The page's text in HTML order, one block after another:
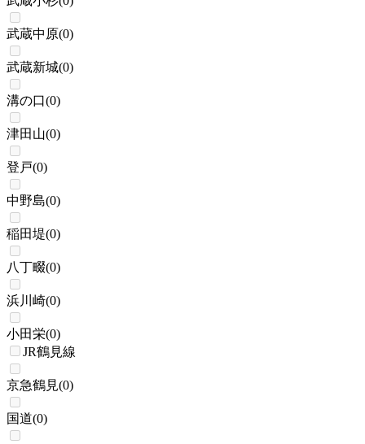
武蔵中原(0)
武蔵新城(0)
溝の口(0)
津田山(0)
登戸(0)
中野島(0)
稲田堤(0)
八丁畷(0)
浜川崎(0)
小田栄(0)
JR鶴見線
京急鶴見(0)
国道(0)